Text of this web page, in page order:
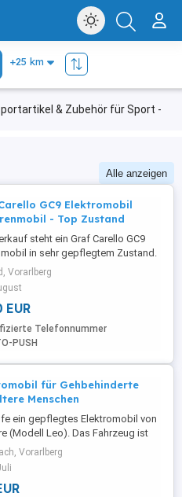
& Zubehör für Sport -
Alle anzeigen
GC9 Elektromobil
- Top Zustand
steht ein Graf Carello GC9
in sehr gepflegtem Zustand.
16.03.2022 Kilometerstand:
km Neupreis: 7.980,-
vorhanden) Regelmäßig
Voll funktionsfähig Ladegerät
Das Elektromobil wurde nur
fährt ...
Vorarlberg
EUR
Telefonnummer
PUSH
für Gehbehinderte
Menschen
ein gepflegtes Elektromobil von
(Modell Leo). Das Fahrzeug ist
stand immer geschützt in der
und hat normale
Vor Kurzem wurden
Akkus fachgerecht eingebaut.
Vorarlberg